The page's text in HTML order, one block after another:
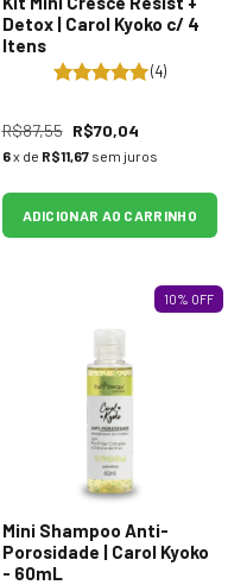
Detox | Carol Kyoko c/ 4
Itens
(4)
R$87,55 R$70,04
6x de R$11,67 sem juros
ADICIONAR AO CARRINHO
10% OFF
Mini Shampoo Anti-
Porosidade | Carol Kyoko
- 60mL